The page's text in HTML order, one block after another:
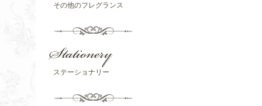
その他のフレグランス
ステーショナリー